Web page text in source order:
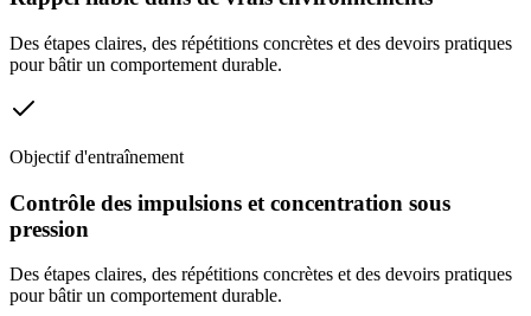
Des étapes claires, des répétitions concrètes et des devoirs pratiques
pour bâtir un comportement durable.
Objectif d'entraînement
Contrôle des impulsions et concentration sous
pression
Des étapes claires, des répétitions concrètes et des devoirs pratiques
pour bâtir un comportement durable.